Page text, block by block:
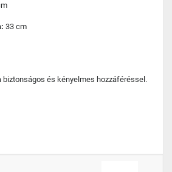
33 cm
biztonságos és kényelmes hozzáféréssel.